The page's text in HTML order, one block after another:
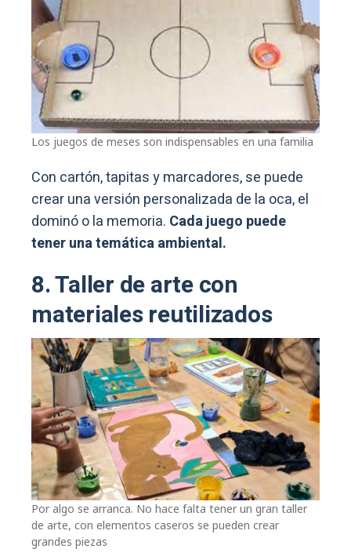
Los juegos de meses son indispensables en una familia
Con cartón, tapitas y marcadores, se puede
crear una versión personalizada de la oca, el
dominó o la memoria. Cada juego puede
tener una temática ambiental.
8. Taller de arte con
materiales reutilizados
Por algo se arranca. No hace falta tener un gran taller
de arte, con elementos caseros se pueden crear
grandes piezas